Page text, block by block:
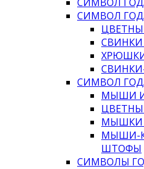
СИМВОЛ
СИМВОЛ
СИМВОЛ
МЫШИ И
МЫШКИ
МЫШИ-
ШТОФЫ
СИМВОЛЫ